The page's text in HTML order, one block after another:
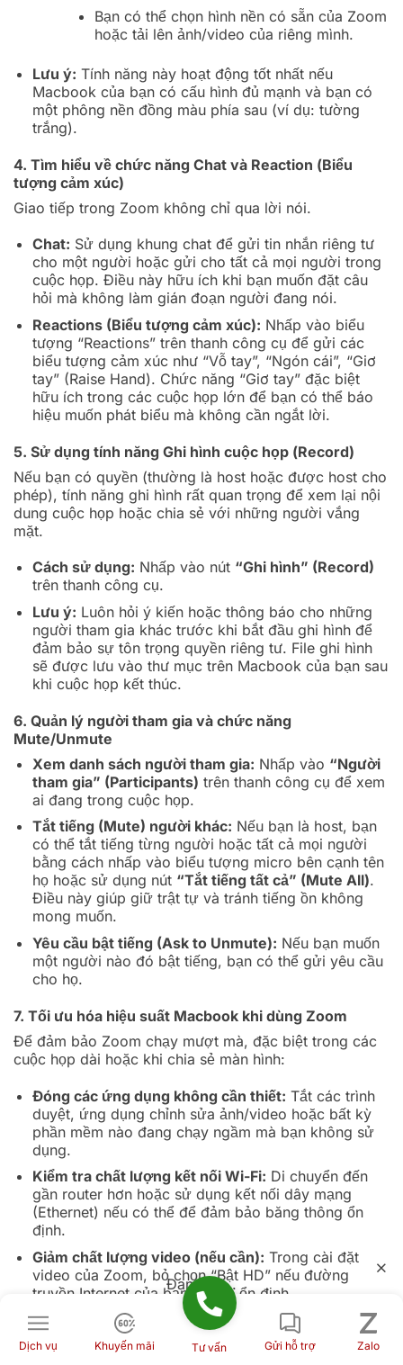
Bạn có thể chọn hình nền có sẵn của Zoom
hoặc tải lên ảnh/video của riêng mình.
Lưu ý: Tính năng này hoạt động tốt nhất nếu
Macbook của bạn có cấu hình đủ mạnh và bạn có
một phông nền đồng màu phía sau (ví dụ: tường
trắng).
4. Tìm hiểu về chức năng Chat và Reaction (Biểu
tượng cảm xúc)
Giao tiếp trong Zoom không chỉ qua lời nói.
Chat: Sử dụng khung chat để gửi tin nhắn riêng tư
cho một người hoặc gửi cho tất cả mọi người trong
cuộc họp. Điều này hữu ích khi bạn muốn đặt câu
hỏi mà không làm gián đoạn người đang nói.
Reactions (Biểu tượng cảm xúc): Nhấp vào biểu
tượng “Reactions” trên thanh công cụ để gửi các
biểu tượng cảm xúc như “Vỗ tay”, “Ngón cái”, “Giơ
tay” (Raise Hand). Chức năng “Giơ tay” đặc biệt
hữu ích trong các cuộc họp lớn để bạn có thể báo
hiệu muốn phát biểu mà không cần ngắt lời.
5. Sử dụng tính năng Ghi hình cuộc họp (Record)
Nếu bạn có quyền (thường là host hoặc được host cho
phép), tính năng ghi hình rất quan trọng để xem lại nội
dung cuộc họp hoặc chia sẻ với những người vắng
mặt.
Cách sử dụng: Nhấp vào nút “Ghi hình” (Record)
trên thanh công cụ.
Lưu ý: Luôn hỏi ý kiến hoặc thông báo cho những
người tham gia khác trước khi bắt đầu ghi hình để
đảm bảo sự tôn trọng quyền riêng tư. File ghi hình
sẽ được lưu vào thư mục trên Macbook của bạn sau
khi cuộc họp kết thúc.
6. Quản lý người tham gia và chức năng
Mute/Unmute
Xem danh sách người tham gia: Nhấp vào “Người
tham gia” (Participants) trên thanh công cụ để xem
ai đang trong cuộc họp.
Tắt tiếng (Mute) người khác: Nếu bạn là host, bạn
có thể tắt tiếng từng người hoặc tất cả mọi người
bằng cách nhấp vào biểu tượng micro bên cạnh tên
họ hoặc sử dụng nút “Tắt tiếng tất cả” (Mute All).
Điều này giúp giữ trật tự và tránh tiếng ồn không
mong muốn.
Yêu cầu bật tiếng (Ask to Unmute): Nếu bạn muốn
một người nào đó bật tiếng, bạn có thể gửi yêu cầu
cho họ.
7. Tối ưu hóa hiệu suất Macbook khi dùng Zoom
Để đảm bảo Zoom chạy mượt mà, đặc biệt trong các
cuộc họp dài hoặc khi chia sẻ màn hình:
Đóng các ứng dụng không cần thiết: Tắt các trình
duyệt, ứng dụng chỉnh sửa ảnh/video hoặc bất kỳ
phần mềm nào đang chạy ngầm mà bạn không sử
dụng.
Kiểm tra chất lượng kết nối Wi-Fi: Di chuyển đến
gần router hơn hoặc sử dụng kết nối dây mạng
(Ethernet) nếu có thể để đảm bảo băng thông ổn
định.
Giảm chất lượng video (nếu cần): Trong cài đặt
video của Zoom, bỏ chọn “Bật HD” nếu đường
truyền Internet của bạn không ổn định.
Bằng cách áp dụng những mẹo này, bạn sẽ không chỉ
tự tin hơn khi sử dụng Zoom mà còn thể hiện phong
Dịch vụ Khuyến mãi Tư vấn Gửi hỗ trợ Zalo
Đang tải...